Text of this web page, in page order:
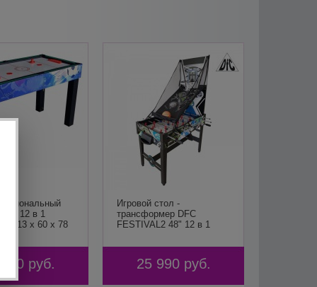
12 в 1
(113 х 60 х 78
руб.
Игровой стол -
трансформер DFC
FESTIVAL2 48" 12 в 1
25 990 руб.